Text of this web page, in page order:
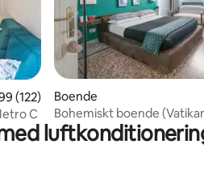
av 5 i genomsnittligt betyg, 122
(122)
C
Boende
Bohemiskt boende